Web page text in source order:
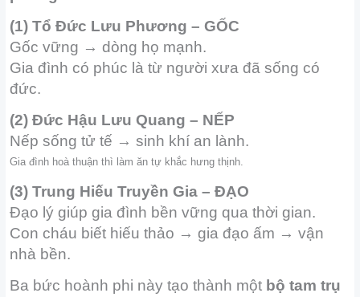
(1) Tổ Đức Lưu Phương – GỐC
Gốc vững → dòng họ mạnh.
Gia đình có phúc là từ người xưa đã sống có
đức.
(2) Đức Hậu Lưu Quang – NẾP
Nếp sống tử tế → sinh khí an lành.
Gia đình hoà thuận thì làm ăn tự khắc hưng thịnh.
(3) Trung Hiếu Truyền Gia – ĐẠO
Đạo lý giúp gia đình bền vững qua thời gian.
Con cháu biết hiếu thảo → gia đạo ấm → vận
nhà bền.
Ba bức hoành phi này tạo thành một bộ tam trụ